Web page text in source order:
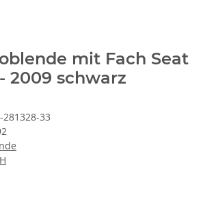
mit Fach Seat
2009 schwarz
281328-33